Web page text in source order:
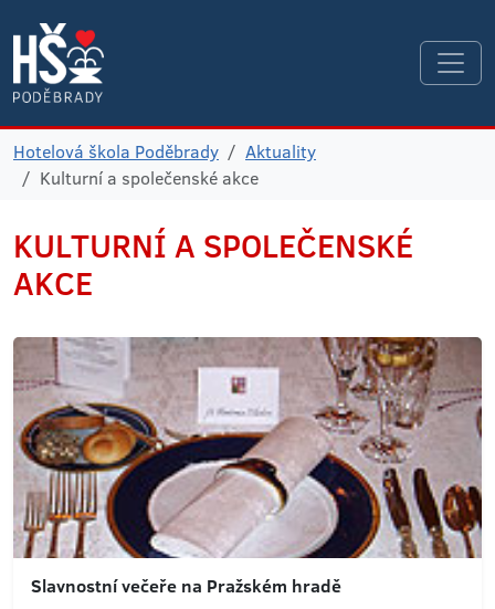
Hotelová škola Poděbrady
Aktuality
Kulturní a společenské akce
KULTURNÍ A SPOLEČENSKÉ
AKCE
Slavnostní večeře na Pražském hradě